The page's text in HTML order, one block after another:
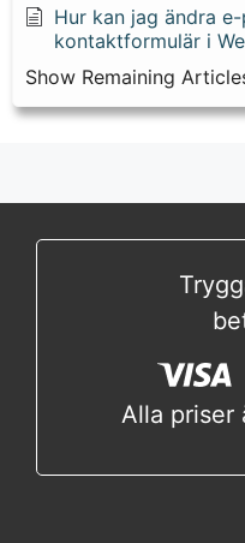
Hur kan jag ändra
kontaktformulär i
Show Remaining
Alla priser